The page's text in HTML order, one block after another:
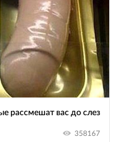
рассмешат вас до слез
358167